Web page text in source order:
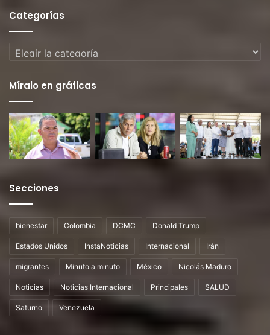
Categorías
Categorías
Míralo en gráficas
Secciones
bienestar Colombia DCMC Donald Trump
Estados Unidos InstaNoticias Internacional Irán
migrantes Minuto a minuto México Nicolás Maduro
Noticias Noticias Internacional Principales SALUD
Saturno Venezuela